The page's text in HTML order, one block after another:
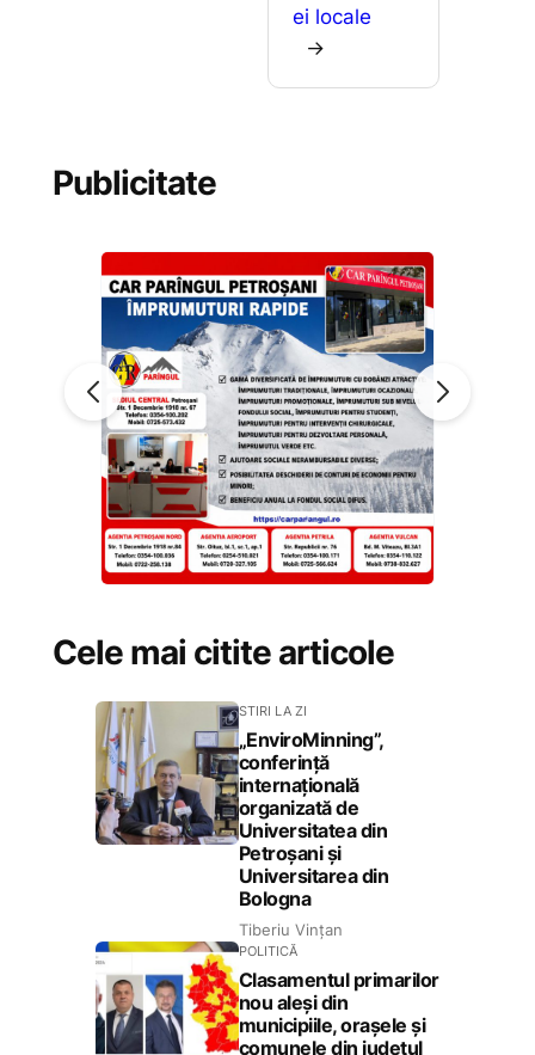
ei locale
→
Publicitate
Cele mai citite articole
STIRI LA ZI
„EnviroMinning”,
conferință
internațională
organizată de
Universitatea din
Petroșani și
Universitarea din
Bologna
Tiberiu Vințan
POLITICĂ
Clasamentul primarilor
nou aleși din
municipiile, orașele și
comunele din județul